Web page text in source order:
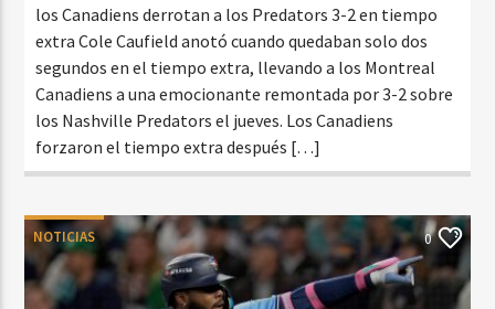
los Canadiens derrotan a los Predators 3-2 en tiempo
extra Cole Caufield anotó cuando quedaban solo dos
segundos en el tiempo extra, llevando a los Montreal
Canadiens a una emocionante remontada por 3-2 sobre
los Nashville Predators el jueves. Los Canadiens
forzaron el tiempo extra después […]
NOTICIAS 0